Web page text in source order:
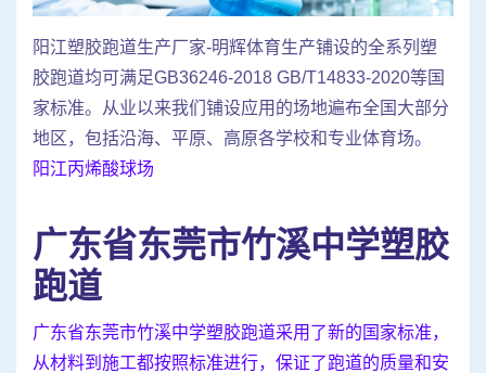
阳江塑胶跑道生产厂家-明辉体育生产铺设的全系列塑
胶跑道均可满足GB36246-2018 GB/T14833-2020等国
家标准。从业以来我们铺设应用的场地遍布全国大部分
地区，包括沿海、平原、高原各学校和专业体育场。
阳江丙烯酸球场
广东省东莞市竹溪中学塑胶
跑道
广东省东莞市竹溪中学塑胶跑道采用了新的国家标准，
从材料到施工都按照标准进行，保证了跑道的质量和安